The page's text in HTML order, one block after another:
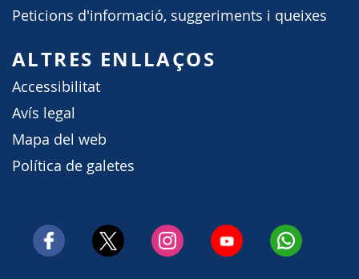
Peticions d'informació, suggeriments i queixes
ALTRES ENLLAÇOS
Accessibilitat
Avís legal
Mapa del web
Política de galetes